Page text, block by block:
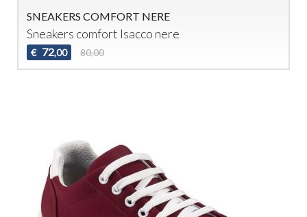
SNEAKERS COMFORT NERE
Sneakers comfort Isacco nere
€ 72,00 80,00